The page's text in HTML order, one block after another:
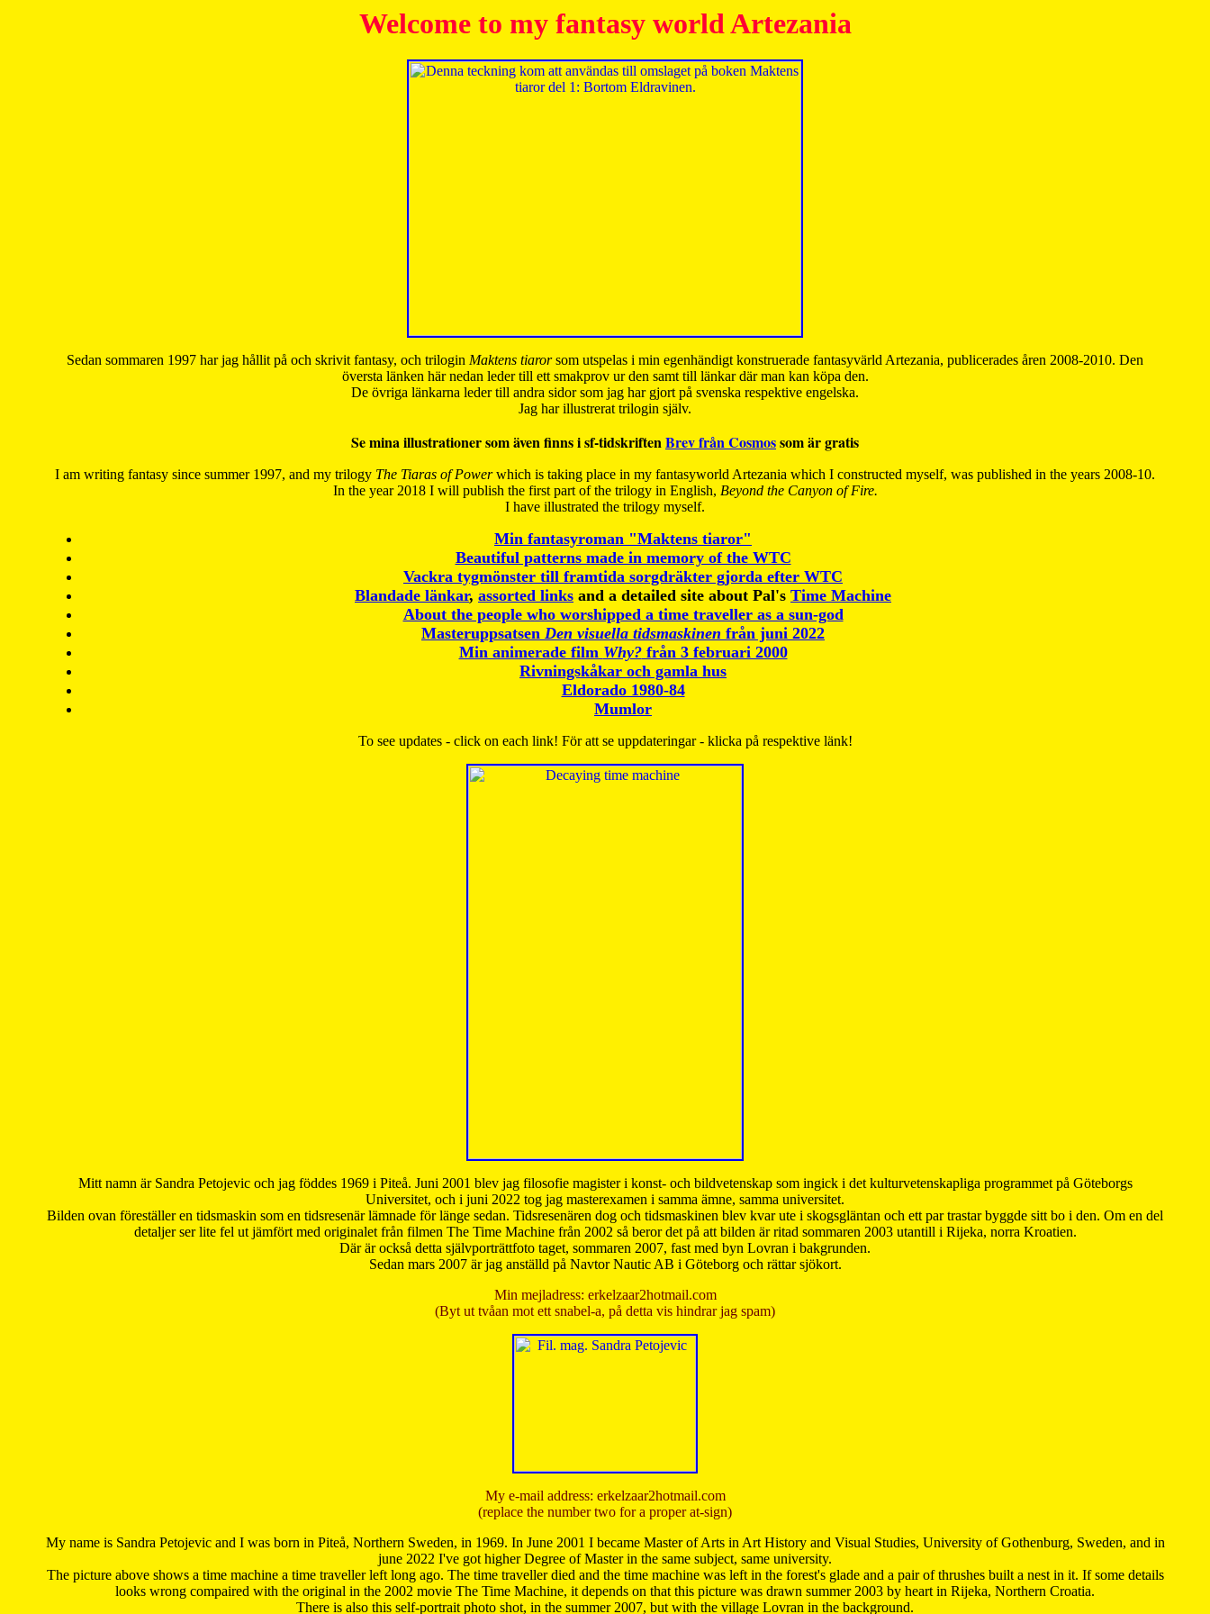
Welcome to my fantasy world Artezania
Sedan sommaren 1997 har jag hållit på och skrivit fantasy, och trilogin Maktens tiarorsom utspelas i min egenhändigt konstruerade fantasyvärld Artezania, publicerades åren 2008-2010. Den
översta länken här nedan leder till ett smakprov ur den samt till länkar där man kan köpa den.
De övriga länkarna leder till andra sidor som jag har gjort på svenska respektive engelska.
Jag har illustrerat trilogin själv.
Se mina illustrationer som även finns i sf-tidskriftenBrev från Cosmossom är gratis
I am writing fantasy since summer 1997, and my trilogy The Tiaras of Powerwhich is taking place in my fantasyworld Artezania which I constructed myself, was published in the years 2008-10.
In the year 2018 I will publish the first part of the trilogy in English, Beyond the Canyon of Fire.
I have illustrated the trilogy myself.
Min fantasyroman "Maktens tiaror"
Beautiful patterns made in memory of the WTC
Vackra tygmönster till framtida sorgdräkter gjorda efter WTC
Blandade länkar, assorted links and a detailed site about Pal's Time Machine
About the people who worshipped a time traveller as a sun-god
Masteruppsatsen Den visuella tidsmaskinen från juni 2022
Min animerade film Why?från 3 februari 2000
Rivningskåkar och gamla hus
Eldorado 1980-84
Mumlor
To see updates - click on each link! För att se uppdateringar - klicka på respektive länk!
Mitt namn är Sandra Petojevic och jag föddes 1969 i Piteå. Juni 2001 blev jag filosofie magister i konst- och bildvetenskap som ingick i det kulturvetenskapliga programmet på Göteborgs
Universitet, och i juni 2022 tog jag masterexamen i samma ämne, samma universitet.
Bilden ovan föreställer en tidsmaskin som en tidsresenär lämnade för länge sedan. Tidsresenären dog och tidsmaskinen blev kvar ute i skogsgläntan och ett par trastar byggde sitt bo i den. Om en del
detaljer ser lite fel ut jämfört med originalet från filmen The Time Machine från 2002 så beror det på att bilden är ritad sommaren 2003 utantill i Rijeka, norra Kroatien.
Där är också detta självporträttfoto taget, sommaren 2007, fast med byn Lovran i bakgrunden.
Sedan mars 2007 är jag anställd på Navtor Nautic AB i Göteborg och rättar sjökort.
Min mejladress: erkelzaar2hotmail.com
(Byt ut tvåan mot ett snabel-a, på detta vis hindrar jag spam)
My e-mail address: erkelzaar2hotmail.com
(replace the number two for a proper at-sign)
My name is Sandra Petojevic and I was born in Piteå, Northern Sweden, in 1969. In June 2001 I became Master of Arts in Art History and Visual Studies, University of Gothenburg, Sweden, and in
june 2022 I've got higher Degree of Master in the same subject, same university.
The picture above shows a time machine a time traveller left long ago. The time traveller died and the time machine was left in the forest's glade and a pair of thrushes built a nest in it. If some details
looks wrong compaired with the original in the 2002 movie The Time Machine, it depends on that this picture was drawn summer 2003 by heart in Rijeka, Northern Croatia.
There is also this self-portrait photo shot, in the summer 2007, but with the village Lovran in the background.